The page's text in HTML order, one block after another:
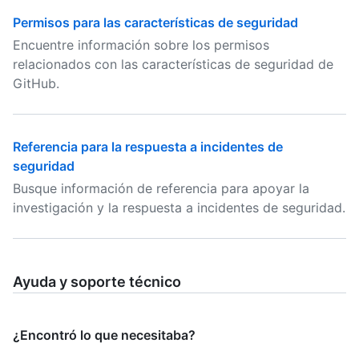
Permisos para las características de seguridad
Encuentre información sobre los permisos
relacionados con las características de seguridad de
GitHub.
Referencia para la respuesta a incidentes de
seguridad
Busque información de referencia para apoyar la
investigación y la respuesta a incidentes de seguridad.
Ayuda y soporte técnico
¿Encontró lo que necesitaba?